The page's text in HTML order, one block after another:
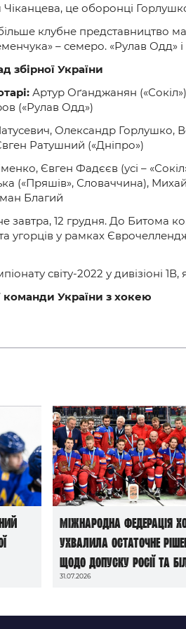
Чіканцева, це оборонці
клубне представництво має
– семеро. «Рулав Одд»
збірної України
Артур Оґанджанян
(«Рулав Одд»)
Олександр Горлушко,
Ратушний («Дніпро»)
Євген Фадєєв (усі –
(«Пряшів», Словаччина),
Благий
завтра, 12 грудня. До Битома
угорців у рамках
світу-2022 у дивізіоні 1В,
команди України з хокею
Міжнародна федерація
ухвалила остаточне
щодо допуску росії та
до чемпіонатів світу
31.07.2026